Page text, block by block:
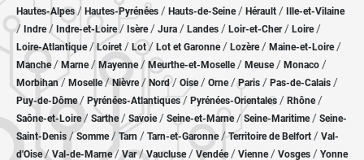
Hautes-Alpes/ Hautes-Pyrénées / Hauts-de-Seine/ Hérault / Ille-et-Vilaine
/ Indre/ Indre-et-Loire/ Isère/ Jura / Landes / Loir-et-Cher/ Loire/
Loire-Atlantique/ Loiret / Lot/ Lot et Garonne/ Lozère / Maine-et-Loire/
Manche/ Marne/ Mayenne/ Meurthe-et-Moselle/ Meuse/ Monaco /
Morbihan/ Moselle/ Nièvre / Nord/ Oise / Orne/Paris / Pas-de-Calais /
Puy-de-Dôme/ Pyrénées-Atlantiques / Pyrénées-Orientales / Rhône/
Saône-et-Loire/ Sarthe/ Savoie/ Seine-et-Marne/ Seine-Maritime/ Seine-
Saint-Denis /Somme/ Tarn / Tarn-et-Garonne/Territoire de Belfort / Val-
d'Oise/ Val-de-Marne/Var/Vaucluse/ Vendée/ Vienne/ Vosges / Yonne